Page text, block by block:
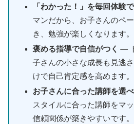
「わかった！」を毎回体験
マンだから、お子さんのペ
き、勉強が楽しくなります。
褒める指導で自信がつく —
子さんの小さな成長も見逃
けで自己肯定感を高めます。
お子さんに合った講師を選
スタイルに合った講師をマ
信頼関係が築きやすいです。